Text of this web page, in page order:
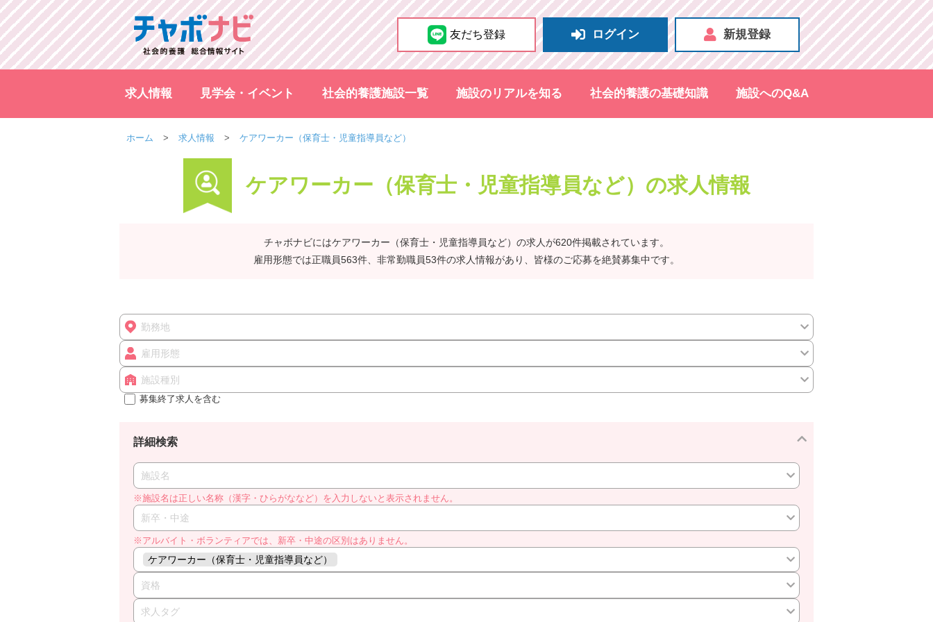
友だち登録 ログイン 新規登録
求人情報 見学会・イベント 社会的養護施設一覧 施設のリアルを知る 社会的養護の基礎知識 施設へのQ&A
ホーム 求人情報 ケアワーカー（保育士・児童指導員など）
ケアワーカー（保育士・児童指導員など）の求人情報
チャボナビにはケアワーカー（保育士・児童指導員など）の求人が620件掲載されています。
雇用形態では正職員563件、非常勤職員53件の求人情報があり、皆様のご応募を絶賛募集中です。
勤務地
雇用形態
施設種別
募集終了求人を含む
詳細検索
施設名
※施設名は正しい名称（漢字・ひらがななど）を入力しないと表示されません。
新卒・中途
※アルバイト・ボランティアでは、新卒・中途の区別はありません。
ケアワーカー（保育士・児童指導員など）
資格
求人タグ